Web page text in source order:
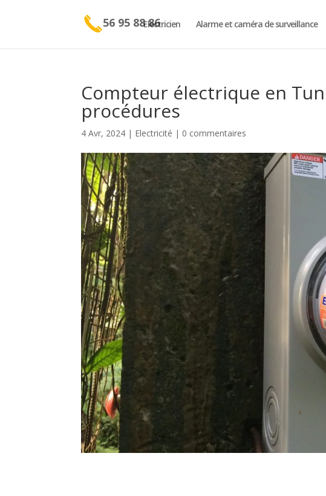
56 95 88 86Electricien Alarme et caméra de surveillance
Compteur électrique en
procédures
4 Avr, 2024 | Electricité | 0 commentaires